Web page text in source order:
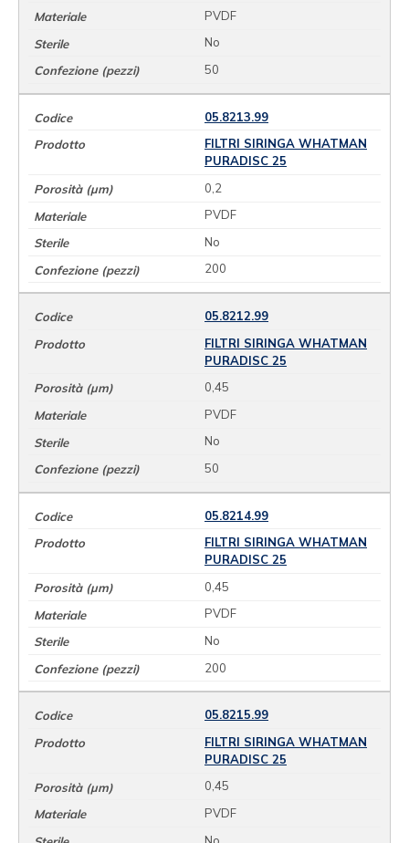
PVDF
No
50
05.8213.99
FILTRI SIRINGA WHATMAN
PURADISC 25
0,2
PVDF
No
200
05.8212.99
FILTRI SIRINGA WHATMAN
PURADISC 25
0,45
PVDF
No
50
05.8214.99
FILTRI SIRINGA WHATMAN
PURADISC 25
0,45
PVDF
No
200
05.8215.99
FILTRI SIRINGA WHATMAN
PURADISC 25
0,45
PVDF
No